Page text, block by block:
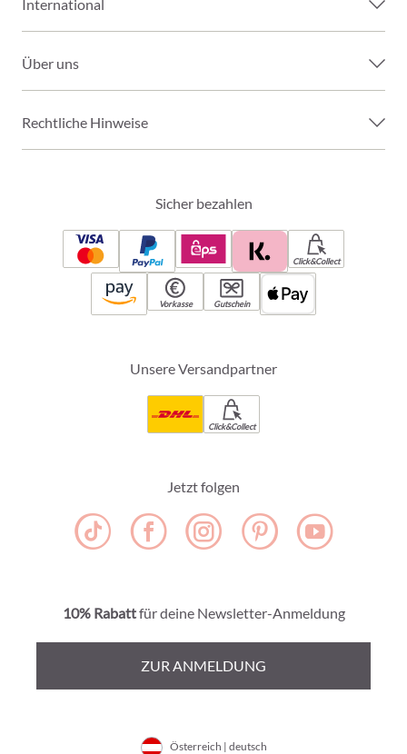
International
Über uns
Rechtliche Hinweise
Sicher bezahlen
Click&Collect
Vorkasse Gutschein
Unsere Versandpartner
Click&Collect
Jetzt folgen
10% Rabattfür deine Newsletter-Anmeldung
ZUR ANMELDUNG
Österreich | deutsch